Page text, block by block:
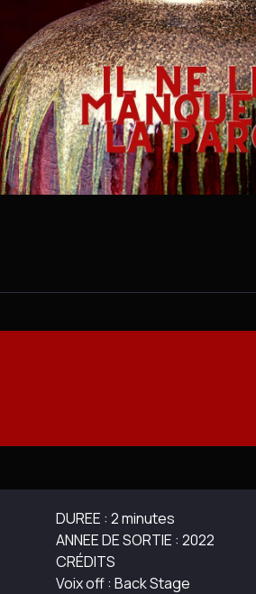
DUREE : 2 minutes
ANNEE DE SORTIE : 2022
CRÉDITS
Voix off : Back Stage